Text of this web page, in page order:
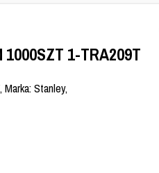
1000SZT 1-TRA209T
Marka: Stanley,